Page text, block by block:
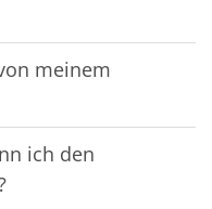
meinem
ich den